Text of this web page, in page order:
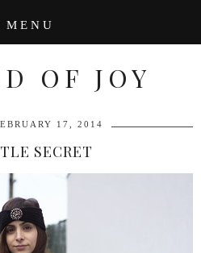
MENU
OF JOY
17, 2014
SECRET